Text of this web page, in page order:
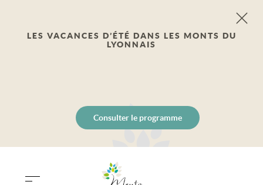
LES VACANCES D’ÉTÉ DANS LES MONTS DU
LYONNAIS
Consulter le programme